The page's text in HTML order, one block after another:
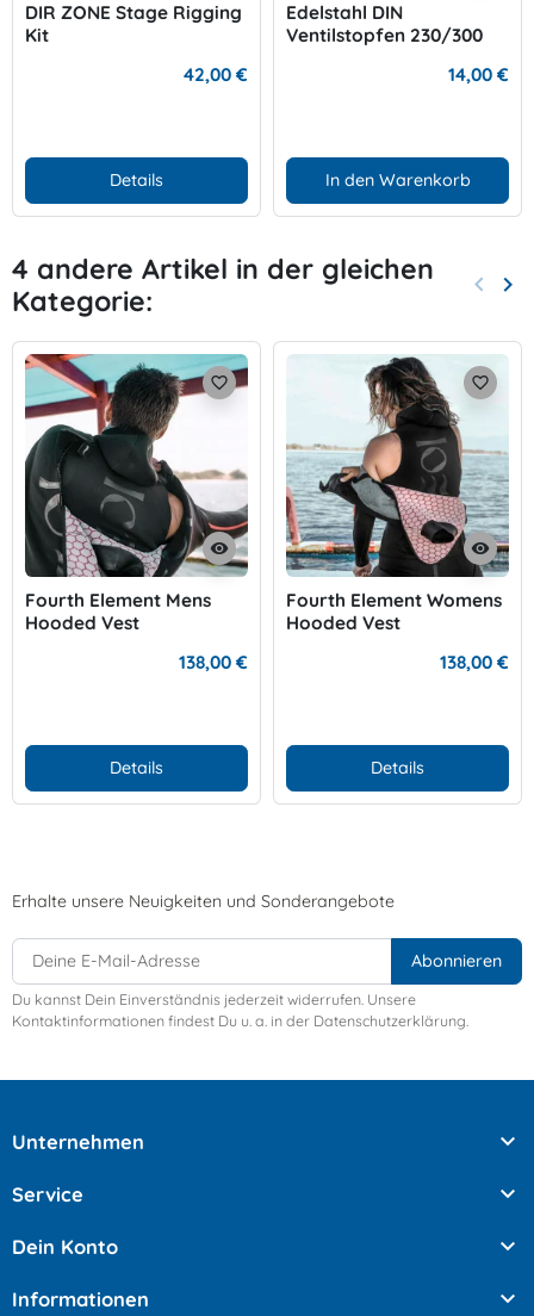
DIR ZONE Stage Rigging
Kit
42,00 €
Details
Edelstahl DIN
Ventilstopfen 230/300
14,00 €
In den Warenkorb
4 andere Artikel in der gleichen
Kategorie:
Zurück
keyboard_arrow_left keyboard_arrow_right
visibility
favorite_border
Fourth Element Mens
Hooded Vest
138,00 €
Details
visibility
favorite_border
Fourth Element Womens
Hooded Vest
138,00 €
Details
Erhalte unsere Neuigkeiten und Sonderangebote
Du kannst Dein Einverständnis jederzeit widerrufen. Unsere
Kontaktinformationen findest Du u. a. in der Datenschutzerklärung.
Unternehmen 
Service 
Dein Konto 
Informationen 